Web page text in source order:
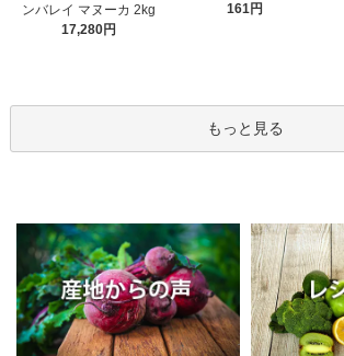
ンバレイ マヌーカ 2kg
17,280円
161円
もっと見る